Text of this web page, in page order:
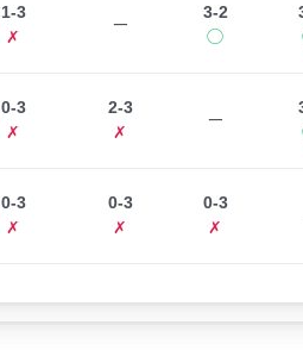
1-3
✗
ー
3-2
◯
0-3
✗
2-3
✗
ー
0-3
✗
0-3
✗
0-3
✗